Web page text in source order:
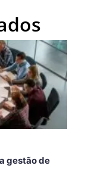
gestão de